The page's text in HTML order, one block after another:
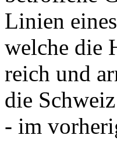
Linien
welche die
reich und
die
- im